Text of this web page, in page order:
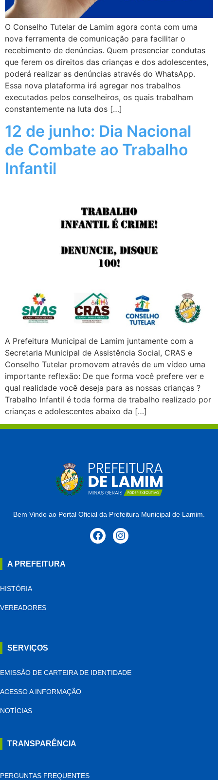
O Conselho Tutelar de Lamim agora conta com uma
nova ferramenta de comunicação para facilitar o
recebimento de denúncias. Quem presenciar condutas
que ferem os direitos das crianças e dos adolescentes,
poderá realizar as denúncias através do WhatsApp.
Essa nova plataforma irá agregar nos trabalhos
executados pelos conselheiros, os quais trabalham
constantemente na luta dos […]
12 de junho: Dia Nacional
de Combate ao Trabalho
Infantil
A Prefeitura Municipal de Lamim juntamente com a
Secretaria Municipal de Assistência Social, CRAS e
Conselho Tutelar promovem através de um vídeo uma
importante reflexão: De que forma você prefere ver e
qual realidade você deseja para as nossas crianças ?
Trabalho Infantil é toda forma de trabalho realizado por
crianças e adolescentes abaixo da […]
Bem Vindo ao Portal Oficial da Prefeitura Municipal de Lamim.
A PREFEITURA
HISTÓRIA
VEREADORES
SERVIÇOS
EMISSÃO DE CARTEIRA DE IDENTIDADE
ACESSO A INFORMAÇÃO
NOTÍCIAS
TRANSPARÊNCIA
PERGUNTAS FREQUENTES